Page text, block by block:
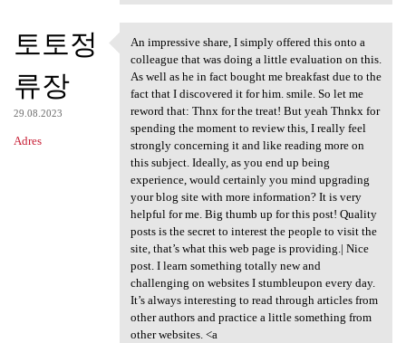
토토정
류장
29.08.2023
Adres
An impressive share, I simply
An impressive share, I simply offered this onto a
colleague that was doing a little evaluation on this.
As well as he in fact bought me breakfast due to the
fact that I discovered it for him. smile. So let me
reword that: Thnx for the treat! But yeah Thnkx for
spending the moment to review this, I really feel
strongly concerning it and like reading more on
this subject. Ideally, as you end up being
experience, would certainly you mind upgrading
your blog site with more information? It is very
helpful for me. Big thumb up for this post! Quality
posts is the secret to interest the people to visit the
site, that’s what this web page is providing.| Nice
post. I learn something totally new and
challenging on websites I stumbleupon every day.
It’s always interesting to read through articles from
other authors and practice a little something from
other websites. <a